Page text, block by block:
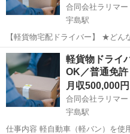
合同会社ラリマー
宇島駅
【軽貨物宅配ドライバー】 ★ど
客様へ配達するお仕事です １個
張ったら頑張った分自分に帰ってく
間は何時から何時まで…？...
福岡 豊前市 宇島駅 ド
軽貨物ドライ
OK／普通免
月収500,000円
合同会社ラリマー
宇島駅
仕事内容 軽自動車（軽バン）を使用して、個人宅・企業へ荷物を配送